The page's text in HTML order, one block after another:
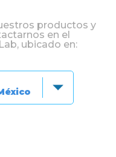
productos y
en el
ubicado en: